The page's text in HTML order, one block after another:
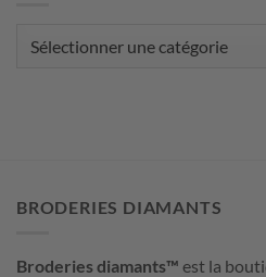
de
BRODERIES DIAMANTS
Broderies diamants™ est la